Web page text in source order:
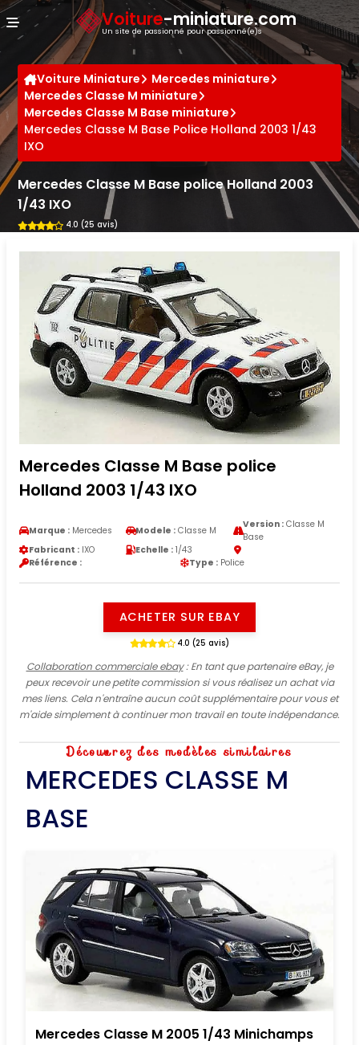
Voiture-miniature.com
Un site de passionné pour passionné(e)s
Voiture Miniature
Mercedes miniature
Mercedes Classe M miniature
Mercedes Classe M Base miniature
Mercedes Classe M Base Police Holland 2003 1/43
IXO
Mercedes Classe M Base police Holland 2003
1/43 IXO
4.0 (25 avis)
Mercedes Classe M Base police
Holland 2003 1/43 IXO
Marque : Mercedes Modele : Classe M
Version :Classe M
Base
Fabricant : IXO Echelle : 1/43
Référence :
Type : Police
ACHETER SUR EBAY
4.0 (25 avis)
Collaboration commerciale ebay: En tant que partenaire eBay, je
peux recevoir une petite commission si vous réalisez un achat via
mes liens. Cela n'entraîne aucun coût supplémentaire pour vous et
m'aide simplement à continuer mon travail en toute indépendance.
Découvrez des modèles similaires
MERCEDES CLASSE M
BASE
Mercedes Classe M 2005 1/43 Minichamps
Panneau de gestion des cookies